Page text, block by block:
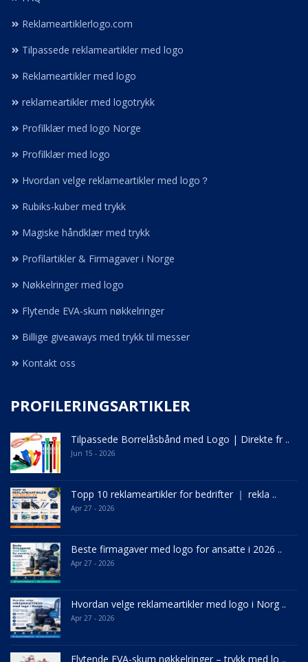
Reklameartiklerlogo.com
Tilpassede reklameartikler med logo
Reklameartikler med logo
reklameartikler med logotrykk
Profilklær med logo Norge
Profilklær med logo
Hvordan velge reklameartikler med logo？
Rubiks-kuber med trykk
Magiske håndklær med trykk
Profilartikler & Firmagaver i Norge
Nøkkelringer med logo
Flytende EVA-skum nøkkelringer
Billige giveaways med trykk til messer
Kontakt oss
PROFILERINGSARTIKLER
Tilpassede Borrelåsbånd med Logo | Direkte fr ..
Jun 15 - 2026
Topp 10 reklameartikler for bedrifter ｜ rekla ..
Apr 27 - 2026
Beste firmagaver med logo for ansatte i 2026 ..
Apr 27 - 2026
Hvordan velge reklameartikler med logo i Norg ..
Apr 27 - 2026
Flytende EVA-skum nøkkelringer – trykk med lo ..